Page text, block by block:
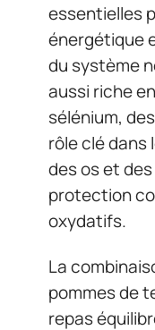
essentielles
énergétique
du système
aussi riche
sélénium,
rôle clé dans
des os et
protection
oxydatifs.
La
pommes de
repas